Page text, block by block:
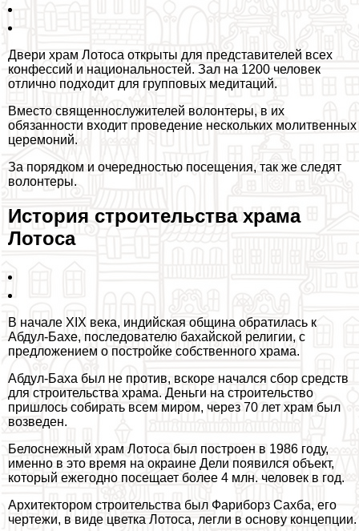
Двери храм Лотоса открыты для представителей всех
конфессий и национальностей. Зал на 1200 человек
отлично подходит для групповых медитаций.
Вместо священнослужителей волонтеры, в их
обязанности входит проведение нескольких молитвенных
церемоний.
За порядком и очередностью посещения, так же следят
волонтеры.
История строительства храма
Лотоса
В начале XIX века, индийская община обратилась к
Абдул-Бахе, последователю бахайской религии, с
предложением о постройке собственного храма.
Абдул-Баха был не против, вскоре начался сбор средств
для строительства храма. Деньги на строительство
пришлось собирать всем миром, через 70 лет храм был
возведен.
Белоснежный храм Лотоса был построен в 1986 году,
именно в это время на окраине Дели появился объект,
который ежегодно посещает более 4 млн. человек в год.
Архитектором строительства был Фариборз Сахба, его
чертежи, в виде цветка Лотоса, легли в основу концепции.